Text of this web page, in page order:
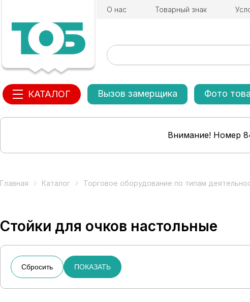
О нас Товарный знак
КАТАЛОГ Вызов замерщика Фото
Внимание! Номер
Главная Каталог Торговое оборудование по типам
Стойки для очков настольные
Сбросить ПОКАЗАТЬ